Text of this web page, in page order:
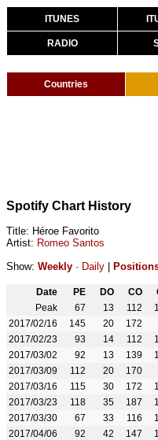
ITUNES
RADIO
Countries
Spotify Chart History
Title: Héroe Favorito
Artist: Romeo Santos
Show: Weekly · Daily
Date PE DO CO
Peak
67 13 112
2017/02/16
145 20 172
2017/02/23
93 14 112
2017/03/02
92 13 139
2017/03/09
112 20 170
2017/03/16
115 30 172
2017/03/23
118 35 187
2017/03/30
67 33 116
2017/04/06
92 42 147